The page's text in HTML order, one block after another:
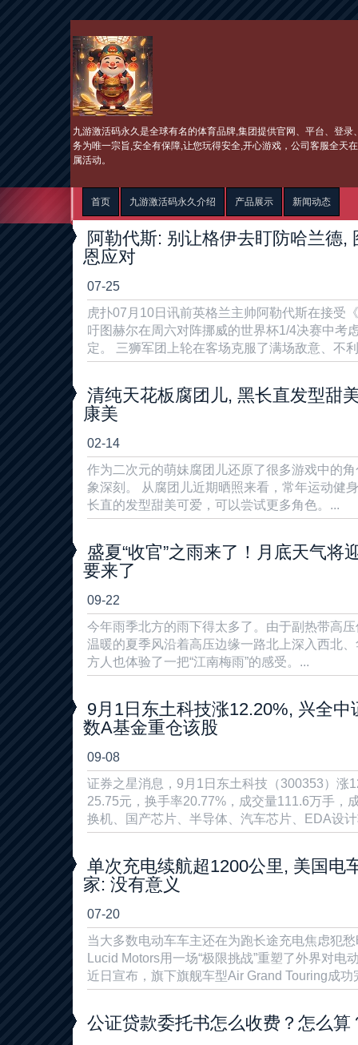
九游激活码永久是全球有名的体育品牌,集团提供官网、平台、登
务为唯一宗旨,安全有保障,让您玩得安全,开心游戏，公司客服全天
属活动。
首页 九游激活码永久介绍 产品展示 新闻动态
阿勒代斯: 别让格伊去盯防哈兰德,
恩应对
07-25
虎扑07月10日讯前英格兰主帅阿勒代斯在接受
吁图赫尔在周六对阵挪威的世界杯1/4决赛中考
定。 三狮军团上轮在客场克服了满场敌意、不
清纯天花板腐团儿, 黑长直发型甜
康美
02-14
作为二次元的萌妹腐团儿还原了很多游戏中的
象深刻。 从腐团儿近期晒照来看，常年运动健
长直的发型甜美可爱，可以尝试更多角色。...
盛夏“收官”之雨来了！月底天气将
要来了
09-22
今年雨季北方的雨下得太多了。由于副热带高
温暖的夏季风沿着高压边缘一路北上深入西北
方人也体验了一把“江南梅雨”的感受。...
9月1日东土科技涨12.20%, 兴全
数A基金重仓该股
09-08
证券之星消息，9月1日东土科技（300353）涨
25.75元，换手率20.77%，成交量111.6万手，
换机、国产芯片、半导体、汽车芯片、EDA设
单次充电续航超1200公里, 美国电
家: 没有意义
07-20
当大多数电动车车主还在为跑长途充电焦虑犯
Lucid Motors用一场“极限挑战”重塑了外界对电
近日宣布，旗下旗舰车型Air Grand Touring成功
公证贷款委托书怎么收费？怎么算